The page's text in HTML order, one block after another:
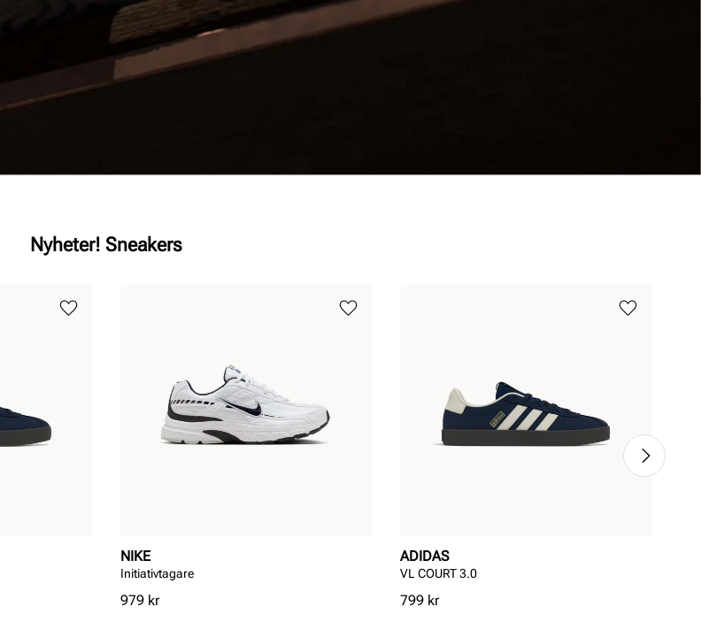
Nyheter! Sneakers
NIKE
Initiativtagare
Pris
979 kr
ADIDAS
VL COURT 3.0
Pris
799 kr